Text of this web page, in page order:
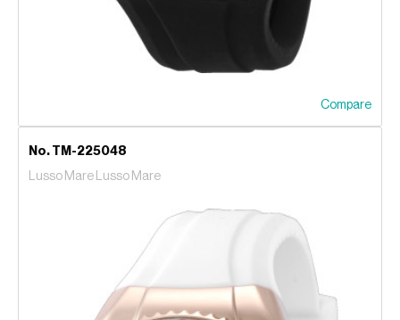
Compare
No. TM-225048
Lusso Mare Lusso Mare